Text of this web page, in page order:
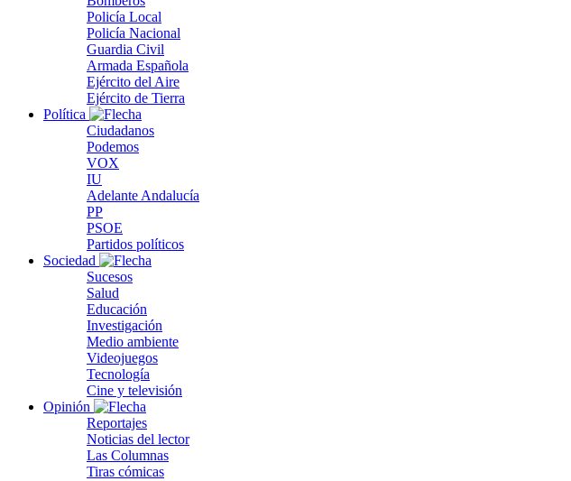
Policía Local
Policía Nacional
Guardia Civil
Armada Española
Ejército del Aire
Ejército de Tierra
Política
Ciudadanos
Podemos
VOX
IU
Adelante Andalucía
PP
PSOE
Partidos políticos
Sociedad
Sucesos
Salud
Educación
Investigación
Medio ambiente
Videojuegos
Tecnología
Cine y televisión
Opinión
Reportajes
Noticias del lector
Las Columnas
Tiras cómicas